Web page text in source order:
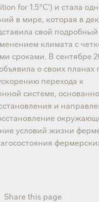
for 1.5°C’) и стала
в мире, которая в
свой
климата с
сроками. В сентябре
о своих планах
перехода к
системе,
и
условий жизни
Share this page